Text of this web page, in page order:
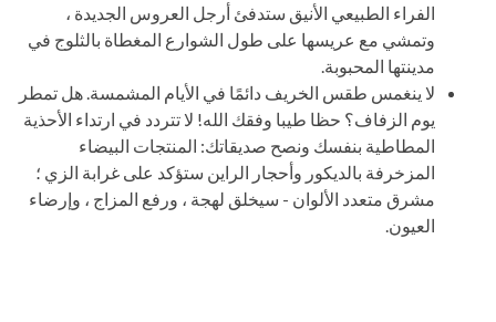
الفراء الطبيعي الأنيق ستدفئ أرجل العروس الجديدة ،
وتمشي مع عريسها على طول الشوارع المغطاة بالثلوج في
مدينتها المحبوبة.
لا ينغمس طقس الخريف دائمًا في الأيام المشمسة. هل تمطر
يوم الزفاف؟ حظا طيبا وفقك الله! لا تتردد في ارتداء الأحذية
المطاطية بنفسك ونصح صديقاتك: المنتجات البيضاء
المزخرفة بالديكور وأحجار الراين ستؤكد على غرابة الزي ؛
مشرق متعدد الألوان - سيخلق لهجة ، ورفع المزاج ، وإرضاء
العيون.